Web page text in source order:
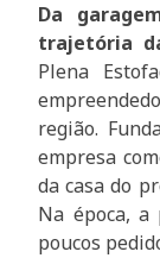
Da
trajetória
Plena
região.
empresa
da casa do
Na época,
poucos